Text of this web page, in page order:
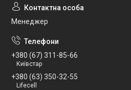
Менеджер
+380 (67) 311-85-66
Київстар
+380 (63) 350-32-55
Lifecell